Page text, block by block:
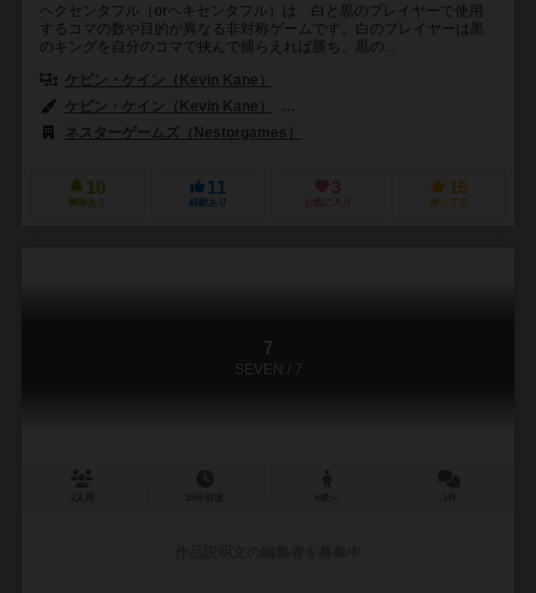
ヘクセンタフル（orヘキセンタフル）は、白と黒のプレイヤーで使用
するコマの数や目的が異なる非対称ゲームです。白のプレイヤーは黒
のキングを自分のコマで挟んで捕らえれば勝ち、黒の...
ケビン・ケイン（Kevin Kane）
ケビン・ケイン（Kevin Kane）
ネスターゲームズ（Nestorgames）
10
興味あり
11
経験あり
3
お気に入り
15
持ってる
7
SEVEN / 7